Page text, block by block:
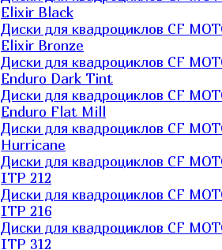
Elixir Black
Диски для квадроциклов CF
Elixir Bronze
Диски для квадроциклов CF
Enduro Dark Tint
Диски для квадроциклов CF
Enduro Flat Mill
Диски для квадроциклов CF
Hurricane
Диски для квадроциклов CF
ITP 212
Диски для квадроциклов CF
ITP 216
Диски для квадроциклов CF
ITP 312